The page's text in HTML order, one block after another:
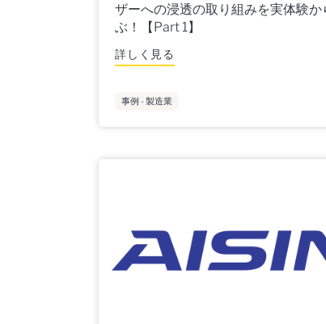
ザーへの浸透の取り組みを実体験か
ぶ！【Part 1】
詳しく見る
事例 - 製造業